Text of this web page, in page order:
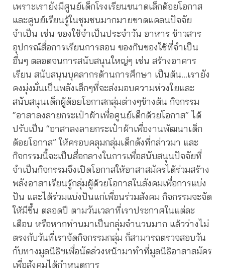
เพราะเรายังมีศูนย์เด็กโรงเรียนขนาดเล็กด้อยโอกาส
และศูนย์เรียนรู้ในชุมชนมากมายขาดแคลนปัจจัย
จำเป็น เช่น ของใช้จำเป็นประจำวัน อาหาร ข้าวสาร
อุปกรณ์สื่อการเรียนการสอน ของกินของใช้ที่จำเป็น
อื่นๆ ตลอดจนการสนับสนุนใหญ่ๆ เช่น สร้างอาคาร
เรียน สนับสนุนบุคลากรด้านการศึกษา เป็นต้น…เรายัง
คงมุ่งมั่นเป็นพลังเล็กๆที่จะส่งมอบความห่วงใยและ
สนับสนุนเด็กผู้ด้อยโอกาสกลุ่มต่างๆข้างต้น กิจกรรม
“อาสาลงลายกระเป๋าผ้าเพื่อศูนย์เด็กด้วยโอกาส” ได้
ปรับเป็น “อาสาลงลายกระเป๋าผ้าเพื่องานพัฒนาเด็ก
ด้อยโอกาส” ให้ครอบคลุมกลุ่มเด็กดังที่กล่าวมา และ
กิจกรรมนี้จะเป็นสื่อกลางในการเพื่อสนับสนุนปัจจัยที่
จำเป็นกิจกรรมจึงเปิดโอกาสให้อาสาสมัครได้ร่วมสร้าง
พลังอาสาเรียนรู้กลุ่มผู้ด้วยโอกาสในสังคมเพื่อการแบ่ง
ปัน และได้ร่วมแบ่งปันแก่เพื่อนร่วมสังคม กิจกรรมจะจัด
ให้มีขึ้น ตลอดปี ตามวันเวลาที่เราประกาศในแต่ละ
เดือน หรือหากท่านมาเป็นกลุ่มจำนวนมาก แล้วว่างไม่
ตรงกับวันที่เราจัดกิจกรรมกลุ่ม ก็สามารถตรวจสอบวัน
กับทางมูลนิธิฯเพื่อนัดล่วงหน้ามาทำที่มูลนิธิอาสาสมัคร
เพื่อสังคมได้กำหนดการ